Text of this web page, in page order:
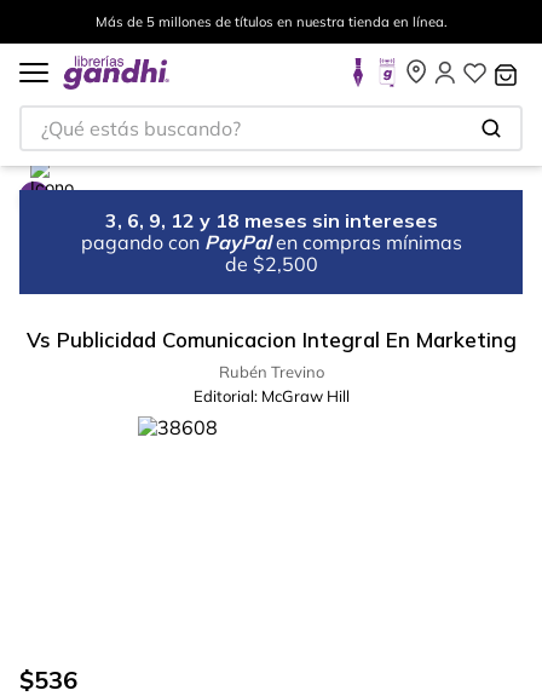
Más de 5 millones de títulos en nuestra tienda en línea.
¿Qué estás buscando?
3, 6, 9, 12 y 18 meses sin intereses
pagando con PayPal en compras mínimas
de $2,500
Vs Publicidad Comunicacion Integral En Marketing
Rubén Trevino
Editorial: McGraw Hill
$536